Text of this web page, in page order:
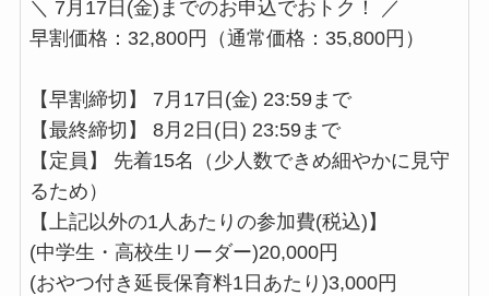
＼ 7月17日(金)までのお申込でおトク！ ／
早割価格：32,800円（通常価格：35,800円）
【早割締切】 7月17日(金) 23:59まで
【最終締切】 8月2日(日) 23:59まで
【定員】 先着15名（少人数できめ細やかに見守
るため）
【上記以外の1人あたりの参加費(税込)】
(中学生・高校生リーダー)20,000円
(おやつ付き延長保育料1日あたり)3,000円